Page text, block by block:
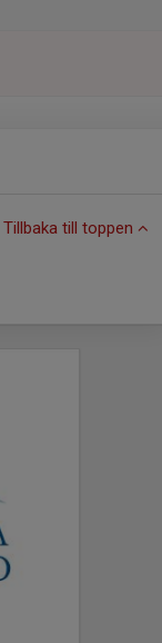
Tillbaka till toppen